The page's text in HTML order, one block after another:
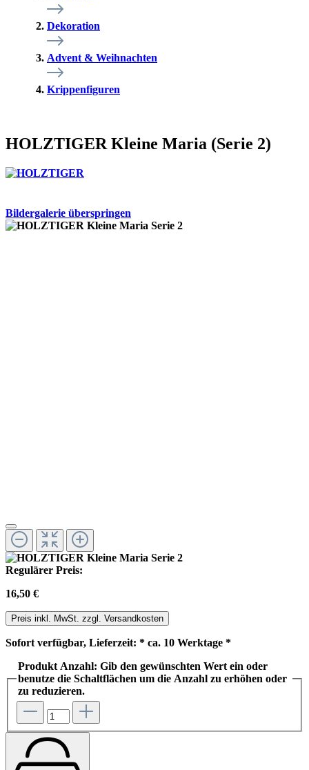
Dekoration
Advent & Weihnachten
Krippenfiguren
HOLZTIGER Kleine Maria (Serie 2)
Bildergalerie überspringen
Regulärer Preis:
16,50 €
Preis inkl. MwSt. zzgl. Versandkosten
Sofort verfügbar, Lieferzeit: * ca. 10 Werktage *
Produkt Anzahl: Gib den gewünschten Wert ein oder
benutze die Schaltflächen um die Anzahl zu erhöhen oder
zu reduzieren.